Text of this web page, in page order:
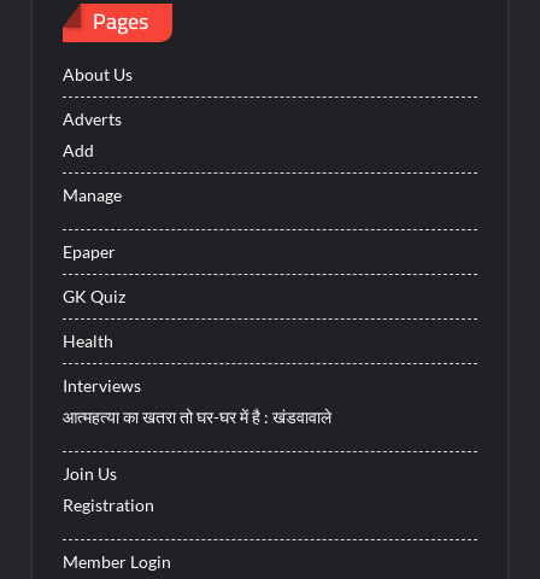
Pages
About Us
Adverts
Add
Manage
Epaper
GK Quiz
Health
Interviews
आत्महत्या का खतरा तो घर-घर में है : खंडवावाले
Join Us
Registration
Member Login